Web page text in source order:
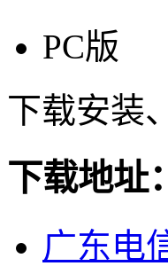
PC版
下载安装
下载地址：
广东电